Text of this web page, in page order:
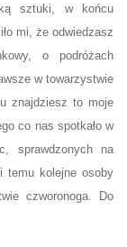
sztuki, w końcu
mi, że odwiedzasz
o podróżach
w towarzystwie
znajdziesz to moje
co nas spotkało w
sprawdzonych na
temu kolejne osoby
czworonoga. Do